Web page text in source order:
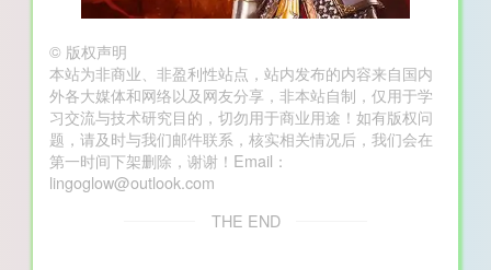
© 版权声明
本站为非商业、非盈利性站点，站内发布的内容来自国内
外各大媒体和网络以及网友分享，非本站自制，仅用于学
习交流与技术研究目的，切勿用于商业用途！如有版权问
题，请及时与我们邮件联系，核实相关情况后，我们会在
第一时间下架删除，谢谢！Email：
lingoglow@outlook.com
THE END